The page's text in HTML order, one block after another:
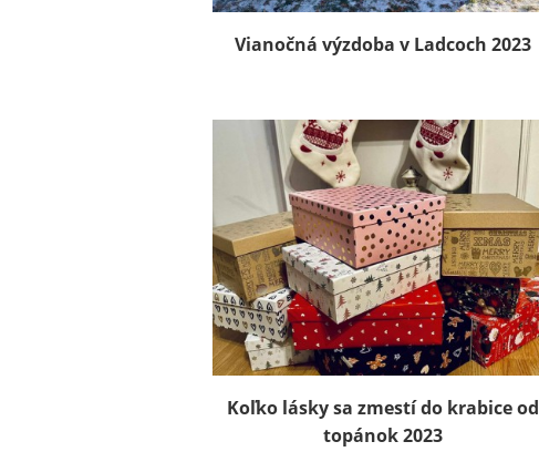
Vianočná výzdoba v Ladcoch 2023
Koľko lásky sa zmestí do krabice od
topánok 2023